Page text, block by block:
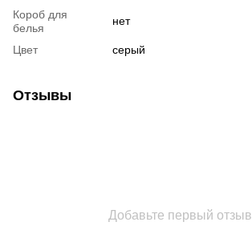
Короб для
белья
нет
Цвет серый
Отзывы
Добавьте первый отзыв